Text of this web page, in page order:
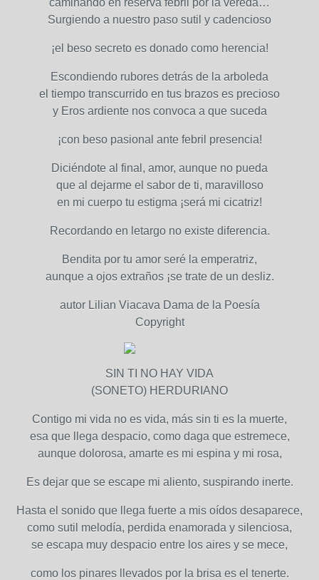
caminando en reserva febril por la vereda…
Surgiendo a nuestro paso sutil y cadencioso
¡el beso secreto es donado como herencia!
Escondiendo rubores detrás de la arboleda
el tiempo transcurrido en tus brazos es precioso
y Eros ardiente nos convoca a que suceda
¡con beso pasional ante febril presencia!
Diciéndote al final, amor, aunque no pueda
que al dejarme el sabor de ti, maravilloso
en mi cuerpo tu estigma ¡será mi cicatriz!
Recordando en letargo no existe diferencia.
Bendita por tu amor seré la emperatriz,
aunque a ojos extraños ¡se trate de un desliz.
autor Lilian Viacava Dama de la Poesía
Copyright
SIN TI NO HAY VIDA
(SONETO) HERDURIANO
Contigo mi vida no es vida, más sin ti es la muerte,
esa que llega despacio, como daga que estremece,
aunque dolorosa, amarte es mi espina y mi rosa,
Es dejar que se escape mi aliento, suspirando inerte.
Hasta el sonido que llega fuerte a mis oídos desaparece,
como sutil melodía, perdida enamorada y silenciosa,
se escapa muy despacio entre los aires y se mece,
como los pinares llevados por la brisa es el tenerte.